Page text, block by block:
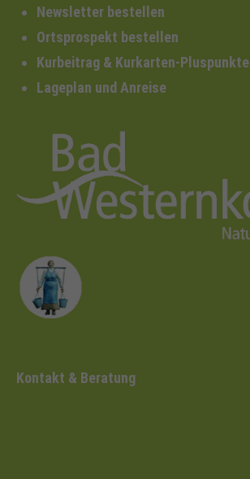
Newsletter bestellen
Ortsprospekt bestellen
Kurbeitrag & Kurkarten-Pluspunkte
Lageplan und Anreise
Kontakt & Beratung